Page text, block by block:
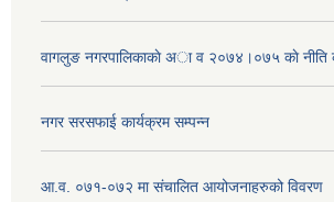
वागलुङ नगरपालिकाकाे अा‍ व २०७४।०७५ काे नीति
नगर सरसफाई कार्यक्रम सम्पन्न
आ.व. ०७१-०७२ मा संचालित आयोजनाहरुको विवरण